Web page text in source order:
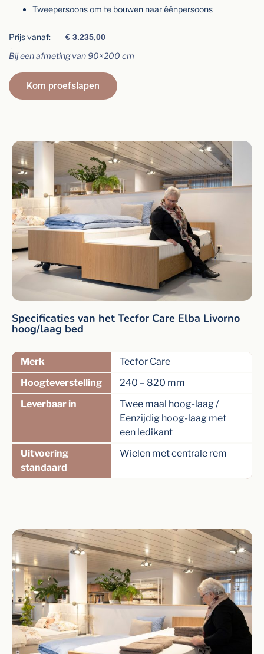
Tweepersoons om te bouwen naar éénpersoons
Prijs vanaf: € 3.235,00
Bij een afmeting van 90×200 cm
Kom proefslapen
Specificaties van het Tecfor Care Elba Livorno
hoog/laag bed
Merk
Tecfor Care
Hoogteverstelling
240 – 820 mm
Leverbaar in
Twee maal hoog-laag /
Eenzijdig hoog-laag met
een ledikant
Uitvoering
standaard
Wielen met centrale rem